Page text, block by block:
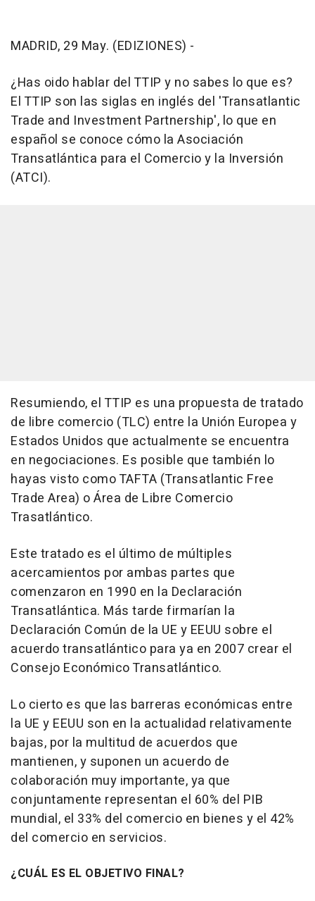
MADRID, 29 May. (EDIZIONES) -
¿Has oido hablar del TTIP y no sabes lo que es?
El TTIP son las siglas en inglés del 'Transatlantic
Trade and Investment Partnership', lo que en
español se conoce cómo la Asociación
Transatlántica para el Comercio y la Inversión
(ATCI).
Resumiendo, el TTIP es una propuesta de tratado
de libre comercio (TLC) entre la Unión Europea y
Estados Unidos que actualmente se encuentra
en negociaciones. Es posible que también lo
hayas visto como TAFTA (Transatlantic Free
Trade Area) o Área de Libre Comercio
Trasatlántico.
Este tratado es el último de múltiples
acercamientos por ambas partes que
comenzaron en 1990 en la Declaración
Transatlántica. Más tarde firmarían la
Declaración Común de la UE y EEUU sobre el
acuerdo transatlántico para ya en 2007 crear el
Consejo Económico Transatlántico.
Lo cierto es que las barreras económicas entre
la UE y EEUU son en la actualidad relativamente
bajas, por la multitud de acuerdos que
mantienen, y suponen un acuerdo de
colaboración muy importante, ya que
conjuntamente representan el 60% del PIB
mundial, el 33% del comercio en bienes y el 42%
del comercio en servicios.
¿CUÁL ES EL OBJETIVO FINAL?